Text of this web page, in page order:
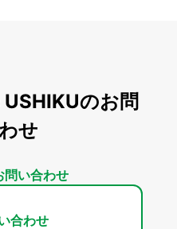
のお問
せ
問い合わせ
合わせ